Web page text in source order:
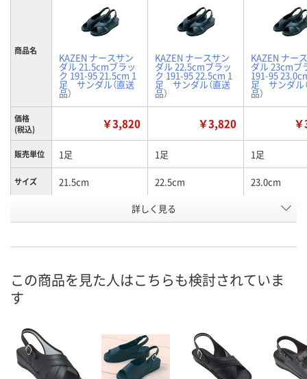
商品名
KAZEN ナースサン
ダル 21.5cmブラッ
ク 191-95 21.5cm 1
足 サンダル（直送
品）
KAZEN ナースサン
ダル 22.5cmブラッ
ク 191-95 22.5cm 1
足 サンダル（直送
品）
KAZEN ナー
ダル 23cmブ
191-95
足 サンダル
品）
価格
(税込)
￥3,820 ￥3,820
販売単位 1足 1足 1足
サイズ 21.5cm 22.5cm 23.0cm
2585381 2585407
カゴへ カゴへ カ
詳しく見る
この商品を見た人はこちらも検討されていま
す